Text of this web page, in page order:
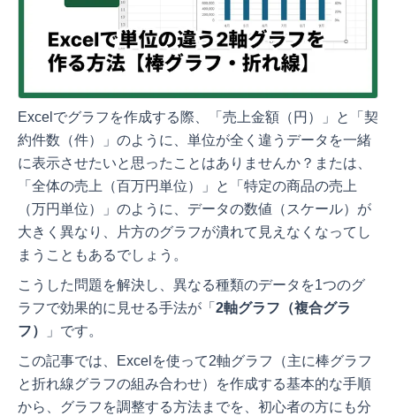
Excelでグラフを作成する際、「売上金額（円）」と「契
約件数（件）」のように、単位が全く違うデータを一緒
に表示させたいと思ったことはありませんか？または、
「全体の売上（百万円単位）」と「特定の商品の売上
（万円単位）」のように、データの数値（スケール）が
大きく異なり、片方のグラフが潰れて見えなくなってし
まうこともあるでしょう。
こうした問題を解決し、異なる種類のデータを1つのグ
ラフで効果的に見せる手法が「 2軸グラフ（複合グラ
フ）
」です。
この記事では、Excelを使って2軸グラフ（主に棒グラフ
と折れ線グラフの組み合わせ）を作成する基本的な手順
から、グラフを調整する方法までを、初心者の方にも分